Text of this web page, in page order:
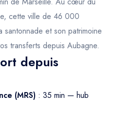
cette ville de 46 000
et son patrimoine
transferts depuis Aubagne.
depuis
(MRS) : 35 min — hub